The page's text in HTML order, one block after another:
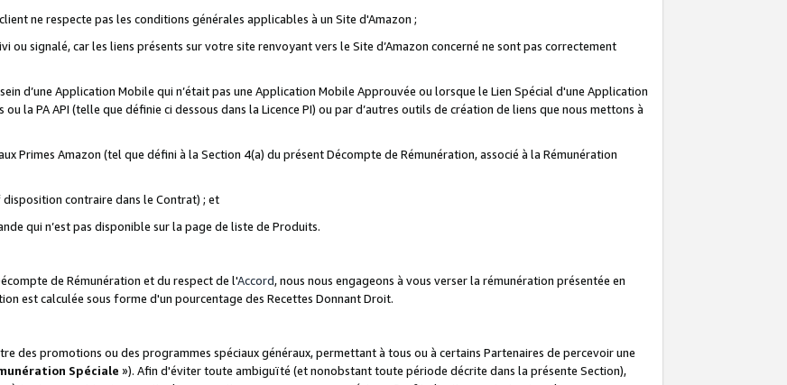
ne respecte pas les conditions générales applicables à un Site d'Amazon ;
ou signalé, car les liens présents sur votre site renvoyant vers le Site d’Amazon concerné ne sont pas correctement
d’une Application Mobile qui n’était pas une Application Mobile Approuvée ou lorsque le Lien Spécial d'une Application
la PA API (telle que définie ci dessous dans la Licence PI) ou par d’autres outils de création de liens que nous mettons à
Primes Amazon (tel que défini à la Section 4(a) du présent Décompte de Rémunération, associé à la Rémunération
contraire dans le Contrat) ; et
qui n’est pas disponible sur la page de liste de Produits.
de Rémunération et du respect de l'Accord, nous nous engageons à vous verser la rémunération présentée en
est calculée sous forme d'un pourcentage des Recettes Donnant Droit.
des promotions ou des programmes spéciaux généraux, permettant à tous ou à certains Partenaires de percevoir une
Spéciale »). Afin d'éviter toute ambiguïté (et nonobstant toute période décrite dans la présente Section),